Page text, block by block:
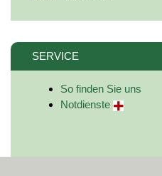
SERVICE
So finden Sie uns
Notdienste